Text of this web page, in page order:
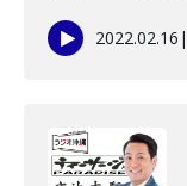
2022.02.16 |